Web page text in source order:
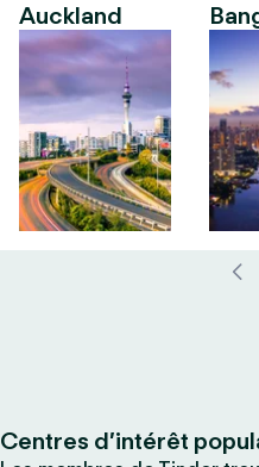
Auckland
Centres d’intérêt